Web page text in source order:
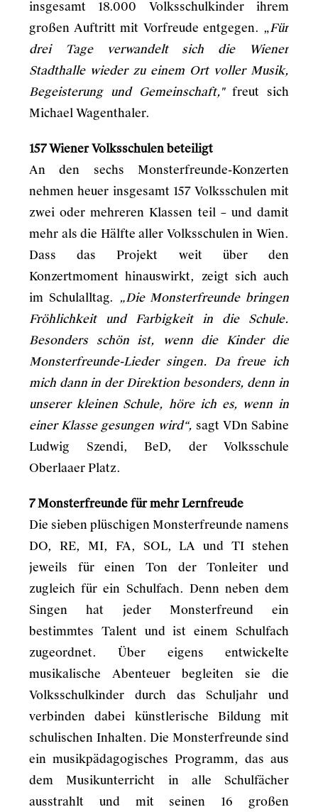
insgesamt 18.000 Volksschulkinder ihrem
großen Auftritt mit Vorfreude entgegen. „Für
drei Tage verwandelt sich die Wiener
Stadthalle wieder zu einem Ort voller Musik,
Begeisterung und Gemeinschaft," freut sich
Michael Wagenthaler.
157 Wiener Volksschulen beteiligt
An den sechs Monsterfreunde-Konzerten
nehmen heuer insgesamt 157 Volksschulen mit
zwei oder mehreren Klassen teil – und damit
mehr als die Hälfte aller Volksschulen in Wien.
Dass das Projekt weit über den
Konzertmoment hinauswirkt, zeigt sich auch
im Schulalltag. „Die Monsterfreunde bringen
Fröhlichkeit und Farbigkeit in die Schule.
Besonders schön ist, wenn die Kinder die
Monsterfreunde-Lieder singen. Da freue ich
mich dann in der Direktion besonders, denn in
unserer kleinen Schule, höre ich es, wenn in
einer Klasse gesungen wird“, sagt VDn Sabine
Ludwig Szendi, BeD, der Volksschule
Oberlaaer Platz.
7 Monsterfreunde für mehr Lernfreude
Die sieben plüschigen Monsterfreunde namens
DO, RE, MI, FA, SOL, LA und TI stehen
jeweils für einen Ton der Tonleiter und
zugleich für ein Schulfach. Denn neben dem
Singen hat jeder Monsterfreund ein
bestimmtes Talent und ist einem Schulfach
zugeordnet. Über eigens entwickelte
musikalische Abenteuer begleiten sie die
Volksschulkinder durch das Schuljahr und
verbinden dabei künstlerische Bildung mit
schulischen Inhalten. Die Monsterfreunde sind
ein musikpädagogisches Programm, das aus
dem Musikunterricht in alle Schulfächer
ausstrahlt und mit seinen 16 großen